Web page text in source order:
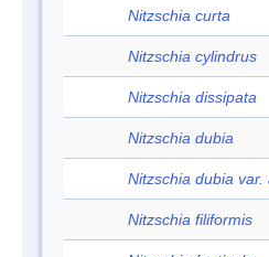
Nitzschia curta
Nitzschia cylindrus
Nitzschia dissipata
Nitzschia dubia
Nitzschia dubia var.
Nitzschia filiformis